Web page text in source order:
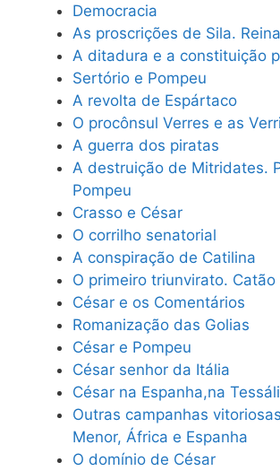
Democracia
As proscrições de Sila.
A ditadura e a constituição
Sertório e Pompeu
A revolta de Espártaco
O procônsul Verres e as
A guerra dos piratas
A destruição de Mitridates.
Pompeu
Crasso e César
O corrilho senatorial
A conspiração de Catilina
O primeiro triunvirato. Catão
César e os Comentários
Romanização das Golias
César e Pompeu
César senhor da Itália
César na Espanha,na
Outras campanhas
Menor, África e Espanha
O domínio de César